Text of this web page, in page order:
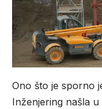
Ono što je sporno
Inženjering našla